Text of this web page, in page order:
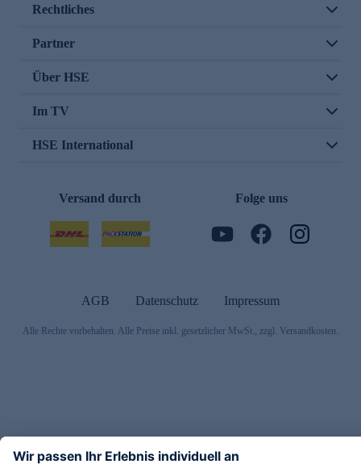
Rechtliches
Partner
Über HSE
Im TV
HSE International
Versand durch Folge uns
AGB Datenschutz Impressum
Alle Rechte vorbehalten. Alle Preise inkl. gesetzlicher MwSt., zzgl. Versandkosten.